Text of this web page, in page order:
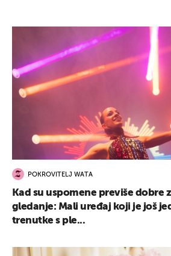
POKROVITELJ WATA
Kad su uspomene previše dobre
gledanje: Mali uređaj koji je još
trenutke s ple...